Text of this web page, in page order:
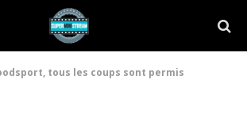
tous les coups sont permis